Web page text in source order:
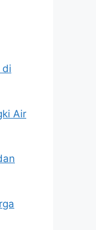
di
Air